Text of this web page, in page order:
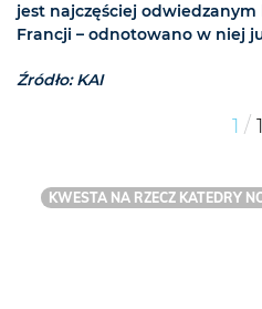
jest najczęściej
Francji – odnotowano w niej
Źródło: KAI
1 / 1
KWESTA NA RZECZ KATEDRY